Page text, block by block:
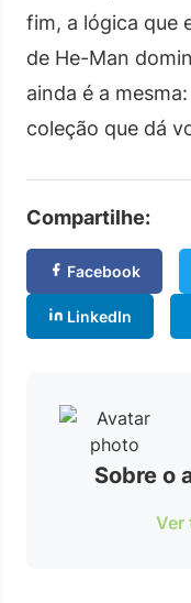
fim, a lógica que
de He-Man
ainda é a
coleção que dá
Compartilhe:
Facebook
LinkedIn
Sobre o
Ver